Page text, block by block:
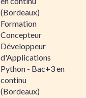
(Bordeaux)
Formation
Concepteur
Développeur
d'Applications
Python - Bac+3 en
continu
(Bordeaux)